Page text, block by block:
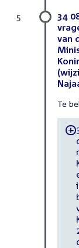
34
van
Te
-
5